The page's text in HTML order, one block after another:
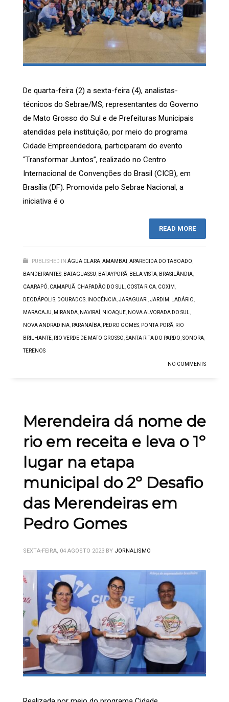
De quarta-feira (2) a sexta-feira (4), analistas-
técnicos do Sebrae/MS, representantes do Governo
de Mato Grosso do Sul e de Prefeituras Municipais
atendidas pela instituição, por meio do programa
Cidade Empreendedora, participaram do evento
“Transformar Juntos”, realizado no Centro
Internacional de Convenções do Brasil (CICB), em
Brasília (DF). Promovida pelo Sebrae Nacional, a
iniciativa é o
READ MORE
PUBLISHED IN ÁGUA CLARA,AMAMBAI ,APARECIDA DO TABOADO,
BANDEIRANTES, BATAGUASSU, BATAYPORÃ, BELA VISTA, BRASILÂNDIA,
CAARAPÓ, CAMAPUÃ, CHAPADÃO DO SUL, COSTA RICA, COXIM ,
DEODÁPOLIS, DOURADOS, INOCÊNCIA,JARAGUARI ,JARDIM , LADÁRIO,
MARACAJU, MIRANDA, NAVIRAÍ , NIOAQUE, NOVA ALVORADA DO SUL,
NOVA ANDRADINA, PARANAÍBA, PEDRO GOMES, PONTA PORÃ, RIO
BRILHANTE, RIO VERDE DE MATO GROSSO,SANTA RITA DO PARDO,SONORA,
TERENOS
NO COMMENTS
Merendeira dá nome de
rio em receita e leva o 1º
lugar na etapa
municipal do 2º Desafio
das Merendeiras em
Pedro Gomes
SEXTA-FEIRA, 04 AGOSTO 2023 BY JORNALISMO